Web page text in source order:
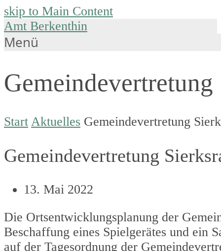
skip to Main Content
Amt Berkenthin
Menü
Start Aktuelles Gemeindevertretung
Gemeindevertretung
13. Mai 2022
Die Ortsentwicklungsplanung der
Beschaffung eines Spielgerätes und ein
auf der Tagesordnung der